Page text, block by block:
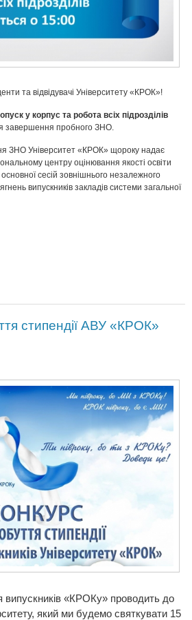
та відвідувачі Університету «КРОК»!
у корпус та робота всіх підрозділів
завершення пробного ЗНО.
ЗНО Університет «КРОК» щороку надає
центру оцінювання якості освіти
сесій зовнішнього незалежного
випускників закладів системи загальної
стипендії АВУ «КРОК»
випускників «КРОКу» проводить до
який ми будемо святкувати 15